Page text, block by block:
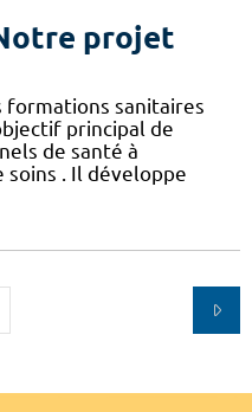
projet
sanitaires
principal de
de santé à
soins . Il développe